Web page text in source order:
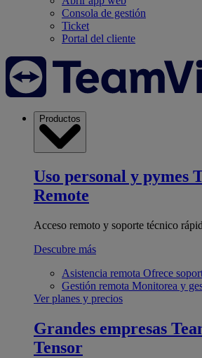
Consola de gestión
Ticket
Portal del cliente
Productos
Uso personal y pymes
Remote
Acceso remoto y soporte técnico
Descubre más
Asistencia remota Ofrece
Gestión remota Monitorea y
Ver planes y precios
Grandes empresas
Tensor